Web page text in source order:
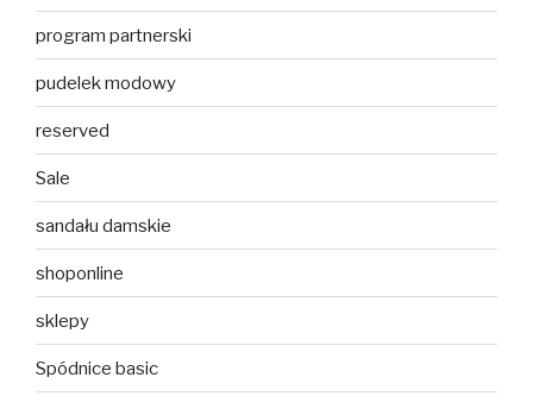
program partnerski
pudelek modowy
reserved
Sale
sandału damskie
shoponline
sklepy
Spódnice basic